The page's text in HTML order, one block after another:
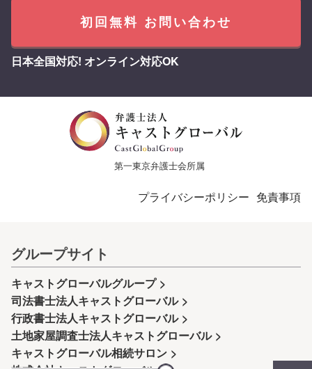
初回無料 お問い合わせ
日本全国対応! オンライン対応OK
第一東京弁護士会所属
プライバシーポリシー 免責事項
グループサイト
キャストグローバルグループ
司法書士法人キャストグローバル
行政書士法人キャストグローバル
土地家屋調査士法人キャストグローバル
キャストグローバル相続サロン